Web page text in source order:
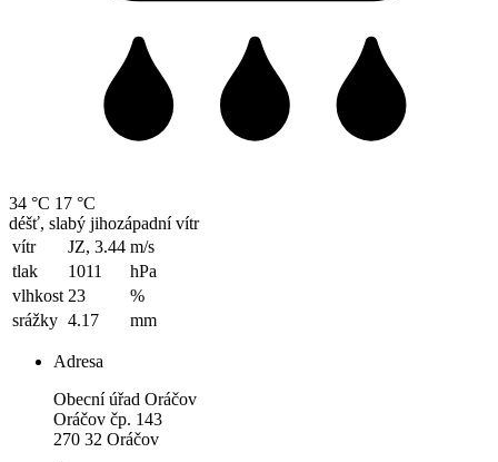
34 °C 17 °C
déšť, slabý jihozápadní vítr
vítr
JZ, 3.44 m/s
tlak
1011
hPa
vlhkost 23
%
srážky 4.17 mm
Adresa
Obecní úřad Oráčov
Oráčov čp. 143
270 32 Oráčov